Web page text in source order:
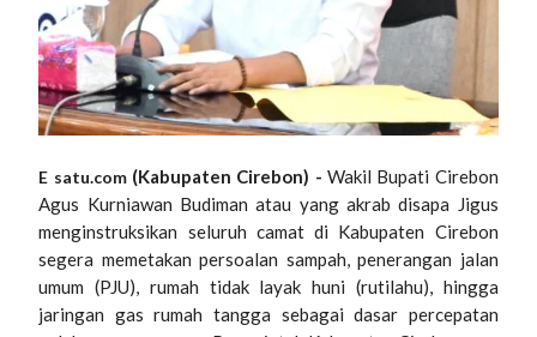
E satu.com (Kabupaten Cirebon) - Wakil Bupati Cirebon
Agus Kurniawan Budiman atau yang akrab disapa Jigus
menginstruksikan seluruh camat di Kabupaten Cirebon
segera memetakan persoalan sampah, penerangan jalan
umum (PJU), rumah tidak layak huni (rutilahu), hingga
jaringan gas rumah tangga sebagai dasar percepatan